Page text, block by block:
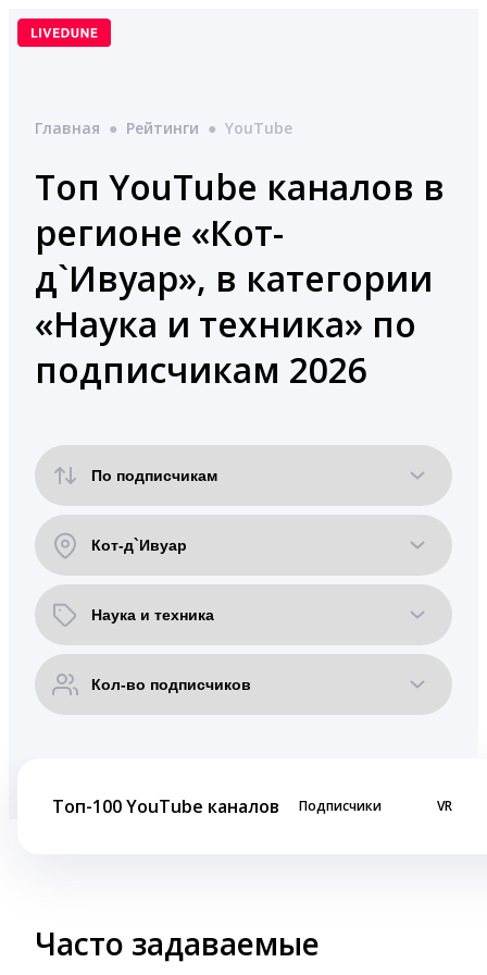
Перейти
Главная ● Рейтинги ● YouTube
Топ YouTube каналов в
регионе «Кот-
д`Ивуар», в категории
«Наука и техника» по
подписчикам 2026
Топ-100 YouTube каналов Подписчики VR
Часто задаваемые